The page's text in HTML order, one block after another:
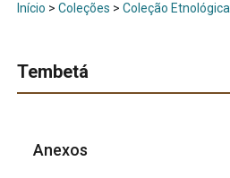
Início > Coleções > Coleção Etnológica
Tembetá
Anexos